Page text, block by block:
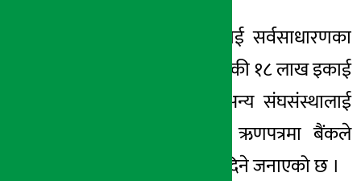
बैंकले १२ लाख इकाई सर्वसाधारणका
लागि खुला गर्ने भने बाँकी १८ लाख इकाई
भने आफ्नै पहलमा अन्य संघसंस्थालाई
बिक्री गर्नेछ । यस ऋणपत्रमा बैंकले
वार्षिक ८% ब्याजदर दिने जनाएको छ ।